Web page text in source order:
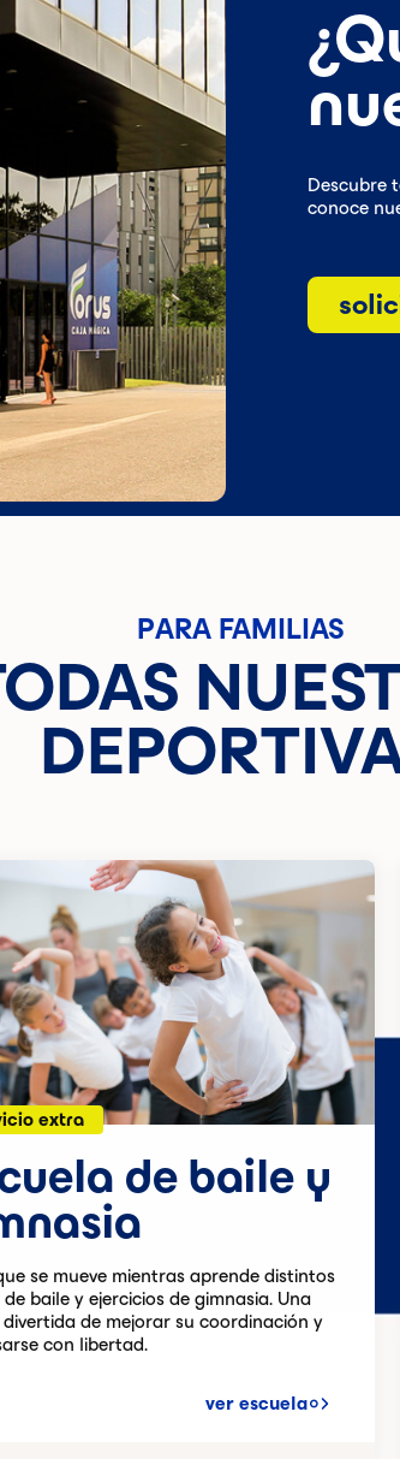
Descubre
conoce
PARA FAMILIAS
extra
de baile y
se mueve mientras aprende distintos
baile y ejercicios de gimnasia. Una
de mejorar su coordinación y
con libertad.
ver escuela